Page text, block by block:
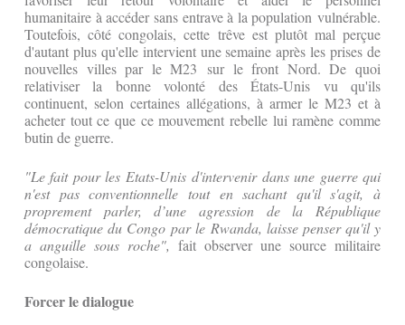
humanitaire à accéder sans entrave à la population vulnérable.
Toutefois, côté congolais, cette trêve est plutôt mal perçue
d'autant plus qu'elle intervient une semaine après les prises de
nouvelles villes par le M23 sur le front Nord. De quoi
relativiser la bonne volonté des États-Unis vu qu'ils
continuent, selon certaines allégations, à armer le M23 et à
acheter tout ce que ce mouvement rebelle lui ramène comme
butin de guerre.
"Le fait pour les Etats-Unis d'intervenir dans une guerre qui
n'est pas conventionnelle tout en sachant qu'il s'agit, à
proprement parler, d’une agression de la République
démocratique du Congo par le Rwanda, laisse penser qu'il y
a anguille sous roche", fait observer une source militaire
congolaise.
Forcer le dialogue